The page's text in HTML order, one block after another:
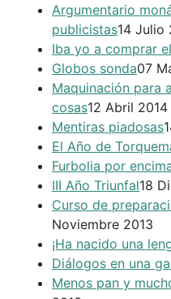
Argumentario
publicistas14 Julio
Iba yo a comprar
Globos sonda07
Maquinación para
cosas12 Abril 2014
Mentiras piadosas
El Año de
Furbolia por
III Año Triunfal18
Curso de
Noviembre 2013
¡Ha nacido una
Diálogos en una
Menos pan y